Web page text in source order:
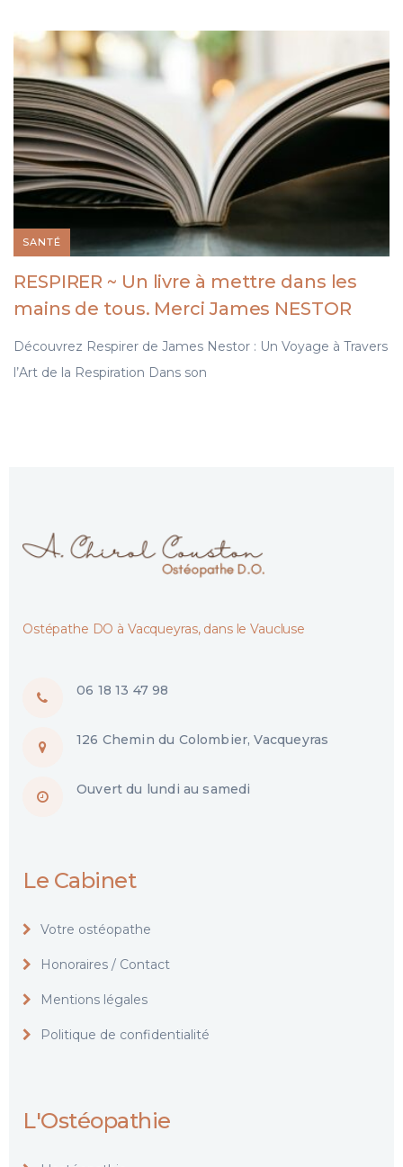
SANTÉ
RESPIRER ~ Un livre à mettre dans les
mains de tous. Merci James NESTOR
Découvrez Respirer de James Nestor : Un Voyage à Travers
l’Art de la Respiration Dans son
Ostépathe DO à Vacqueyras, dans le Vaucluse
06 18 13 47 98
126 Chemin du Colombier, Vacqueyras
Ouvert du lundi au samedi
Le Cabinet
Votre ostéopathe
Honoraires / Contact
Mentions légales
Politique de confidentialité
L'Ostéopathie